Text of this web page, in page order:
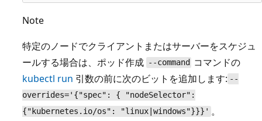
Note
特定のノードでクライアントまたはサーバーをスケジュ
ールする場合は、ポッド作成 --command
コマンドの
kubectl run 引数の前に次のビットを追加します: --
overrides='{"spec": { "nodeSelector":
{"kubernetes.io/os": "linux|windows"}}}' 。